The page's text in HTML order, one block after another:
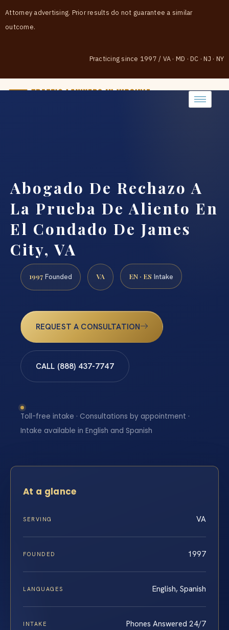
Attorney advertising. Prior results do not guarantee a similar
outcome.
Practicing since 1997 / VA · MD · DC · NJ · NY
Abogado De Rechazo A
La Prueba De Aliento En
El Condado De James
City, VA
1997 Founded VA EN · ES Intake
REQUEST A CONSULTATION
CALL (888) 437-7747
Toll-free intake · Consultations by appointment ·
Intake available in English and Spanish
At a glance
SERVING VA
FOUNDED 1997
LANGUAGES English, Spanish
INTAKE Phones Answered 24/7